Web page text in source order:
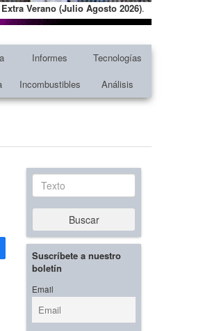
Extra Verano (Julio Agosto 2026).
Informes
Tecnologías
Incombustibles Análisis
Texto
Buscar
Suscríbete a nuestro
boletín
Email